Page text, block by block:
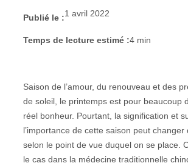
Publié le :1 avril 2022
Temps de lecture estimé :4 min
Saison de l’amour, du renouveau et des
de soleil, le printemps est pour beaucoup
réel bonheur. Pourtant, la signification et
l’importance de cette saison peut
selon le point de vue duquel on se place.
le cas dans la médecine traditionnelle